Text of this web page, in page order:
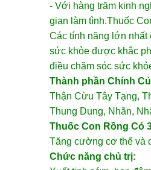
- Với hàng trăm kinh
gian làm tình.Thuốc
Các tính năng lớn nhất
sức khỏe được khắc
điều chăm sóc sức
Thành phần Chính
Thận Cừu Tây Tạng,
Thung Dung, Nhãn,
Thuốc Con Rồng Có
Tăng cường cơ thể và
Chức năng chủ trị: